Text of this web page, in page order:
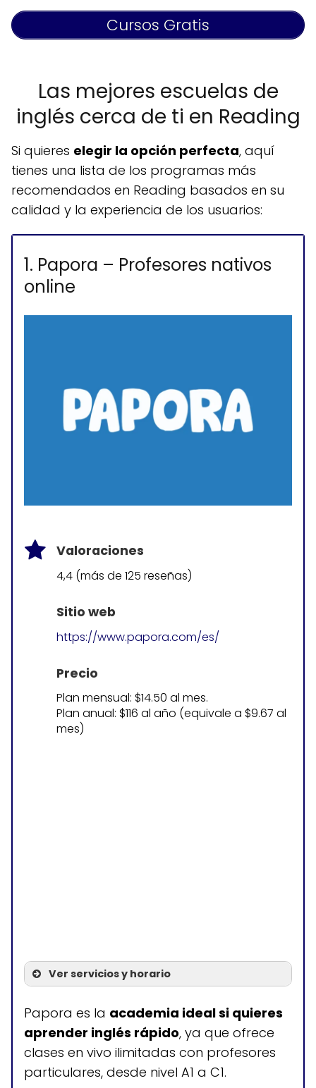
Cursos Gratis
Las mejores escuelas de
inglés cerca de ti en Reading
Si quieres elegir la opción perfecta, aquí
tienes una lista de los programas más
recomendados en Reading basados en su
calidad y la experiencia de los usuarios:
1. Papora – Profesores nativos
online
Valoraciones
4,4 (más de 125 reseñas)
Sitio web
https://www.papora.com/es/
Precio
Plan mensual: $14.50 al mes.
Plan anual: $116 al año (equivale a $9.67 al
mes)
Ver servicios y horario
Servicios
Clases en vivo ilimitadas
(Con profesores de nivel
nativo)
Papora es la academia ideal si quieres
aprender inglés rápido, ya que ofrece
clases en vivo ilimitadas con profesores
particulares, desde nivel A1 a C1.